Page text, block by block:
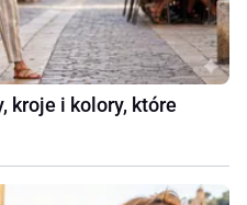
kroje i kolory, które